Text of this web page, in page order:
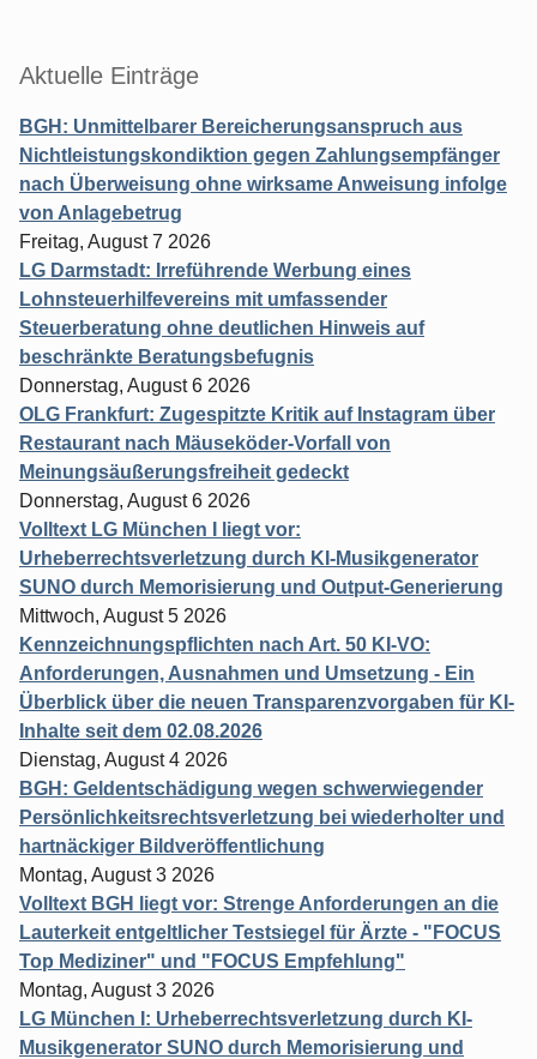
Aktuelle Einträge
BGH: Unmittelbarer Bereicherungsanspruch aus
Nichtleistungskondiktion gegen Zahlungsempfänger
nach Überweisung ohne wirksame Anweisung infolge
von Anlagebetrug
Freitag, August 7 2026
LG Darmstadt: Irreführende Werbung eines
Lohnsteuerhilfevereins mit umfassender
Steuerberatung ohne deutlichen Hinweis auf
beschränkte Beratungsbefugnis
Donnerstag, August 6 2026
OLG Frankfurt: Zugespitzte Kritik auf Instagram über
Restaurant nach Mäuseköder-Vorfall von
Meinungsäußerungsfreiheit gedeckt
Donnerstag, August 6 2026
Volltext LG München I liegt vor:
Urheberrechtsverletzung durch KI-Musikgenerator
SUNO durch Memorisierung und Output-Generierung
Mittwoch, August 5 2026
Kennzeichnungspflichten nach Art. 50 KI-VO:
Anforderungen, Ausnahmen und Umsetzung - Ein
Überblick über die neuen Transparenzvorgaben für KI-
Inhalte seit dem 02.08.2026
Dienstag, August 4 2026
BGH: Geldentschädigung wegen schwerwiegender
Persönlichkeitsrechtsverletzung bei wiederholter und
hartnäckiger Bildveröffentlichung
Montag, August 3 2026
Volltext BGH liegt vor: Strenge Anforderungen an die
Lauterkeit entgeltlicher Testsiegel für Ärzte - "FOCUS
Top Mediziner" und "FOCUS Empfehlung"
Montag, August 3 2026
LG München I: Urheberrechtsverletzung durch KI-
Musikgenerator SUNO durch Memorisierung und